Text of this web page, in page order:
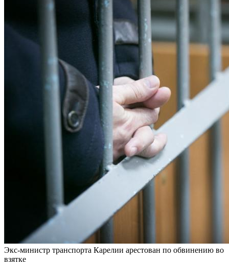
Экс-министр транспорта Карелии арестован по обвинению во
взятке